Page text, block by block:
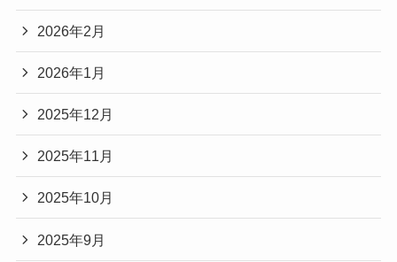
2026年2月
2026年1月
2025年12月
2025年11月
2025年10月
2025年9月